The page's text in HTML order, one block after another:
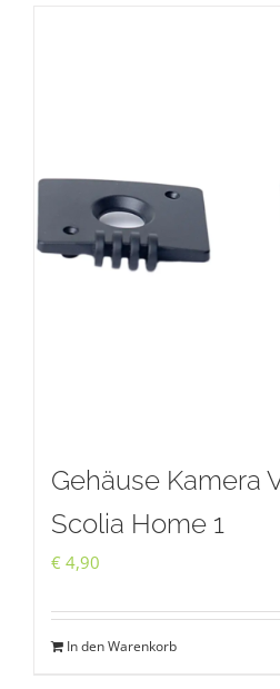
Gehäuse Kamera
Scolia Home 1
€ 4,90
In den Warenkorb